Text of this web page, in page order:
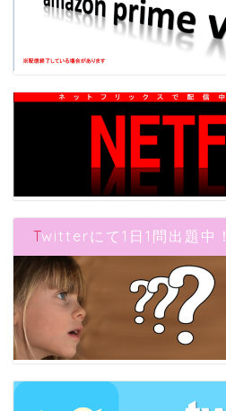
Twitterにて1日1問出題中！